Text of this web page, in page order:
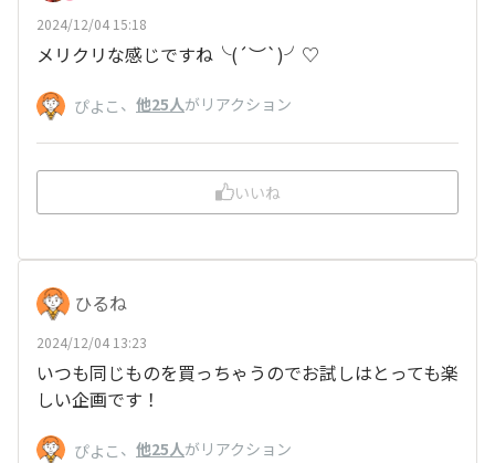
2024/12/04 15:18
メリクリな感じですね╰( ´︶`)╯♡
ぴよこ 、 他25人がリアクション
いいね
ひるね
2024/12/04 13:23
いつも同じものを買っちゃうのでお試しはとっても楽
しい企画です！
ぴよこ 、 他25人がリアクション